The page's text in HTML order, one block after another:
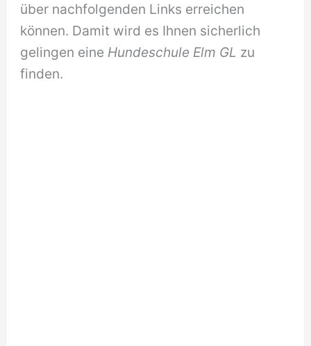
über nachfolgenden Links erreichen
können. Damit wird es Ihnen sicherlich
gelingen eine Hundeschule Elm GL zu
finden.